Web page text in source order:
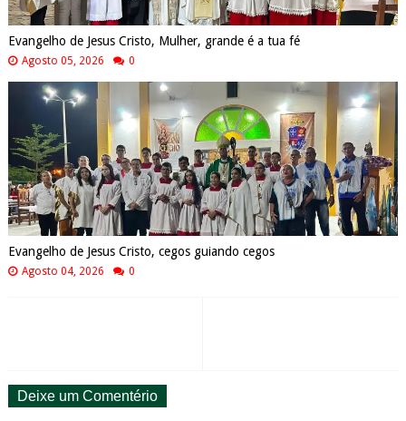
Evangelho de Jesus Cristo, Mulher, grande é a tua fé
Agosto 05, 2026 0
Evangelho de Jesus Cristo, cegos guiando cegos
Agosto 04, 2026 0
Deixe um Comentério